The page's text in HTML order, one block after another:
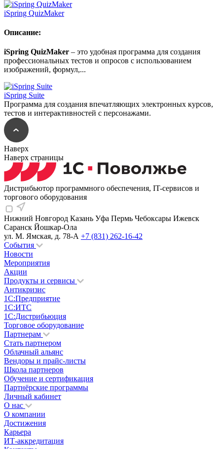
iSpring QuizMaker
Описание:
iSpring QuizMaker – это удобная программа для создания
профессиональных тестов и опросов с использованием
изображений, формул,...
iSpring Suite
Программа для создания впечатляющих электронных курсов,
тестов и интерактивностей с персонажами.
Наверх
Наверх страницы
Дистрибьютор программного обеспечения, IT-сервисов и
торгового оборудования
Нижний Новгород Казань Уфа Пермь Чебоксары Ижевск
Саранск Йошкар-Ола
ул. М. Ямская, д. 78-А +7 (831) 262-16-42
События
Новости
Мероприятия
Акции
Продукты и сервисы
Антикризис
1С:Предприятие
1С:ИТС
1С:Дистрибьюция
Торговое оборудование
Партнерам
Стать партнером
Облачный альянс
Вендоры и прайс-листы
Школа партнеров
Обучение и сертификация
Партнёрские программы
Личный кабинет
О нас
О компании
Достижения
Карьера
ИТ-аккредитация